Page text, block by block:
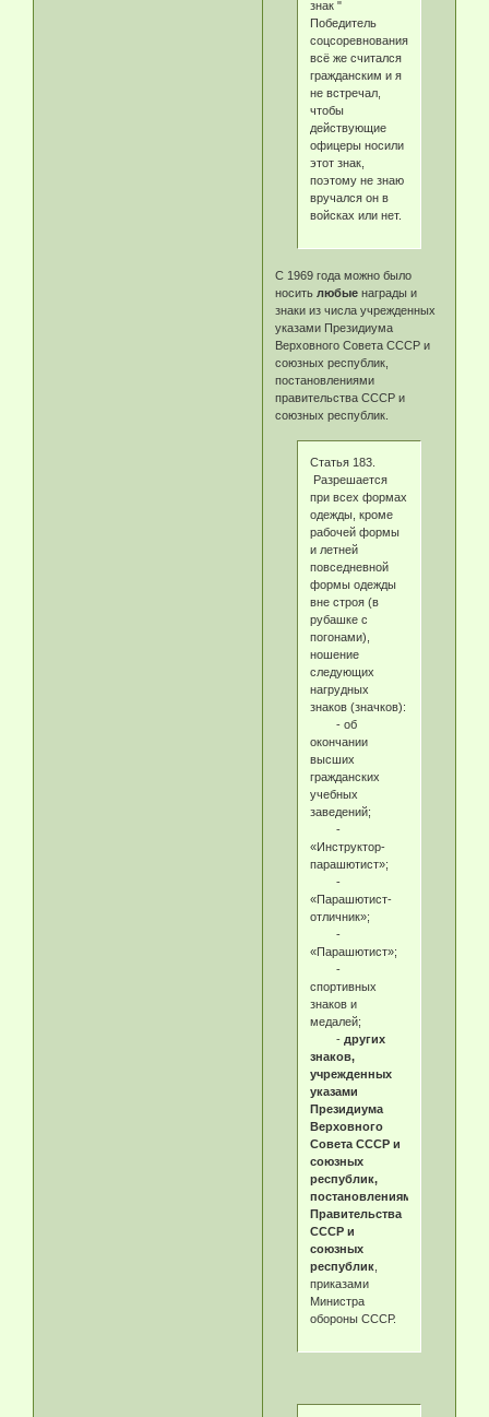
знак "
Победитель
соцсоревнования"
всё же считался
гражданским и я
не встречал,
чтобы
действующие
офицеры носили
этот знак,
поэтому не знаю
вручался он в
войсках или нет.
С 1969 года можно было
носить любые награды и
знаки из числа учрежденных
указами Президиума
Верховного Совета СССР и
союзных республик,
постановлениями
правительства СССР и
союзных республик.
Статья 183.
Разрешается
при всех формах
одежды, кроме
рабочей формы
и летней
повседневной
формы одежды
вне строя (в
рубашке с
погонами),
ношение
следующих
нагрудных
знаков (значков):
- об
окончании
высших
гражданских
учебных
заведений;
-
«Инструктор-
парашютист»;
-
«Парашютист-
отличник»;
-
«Парашютист»;
-
спортивных
знаков и
медалей;
- других
знаков,
учрежденных
указами
Президиума
Верховного
Совета СССР и
союзных
республик,
постановлениями
Правительства
СССР и
союзных
республик,
приказами
Министра
обороны СССР.